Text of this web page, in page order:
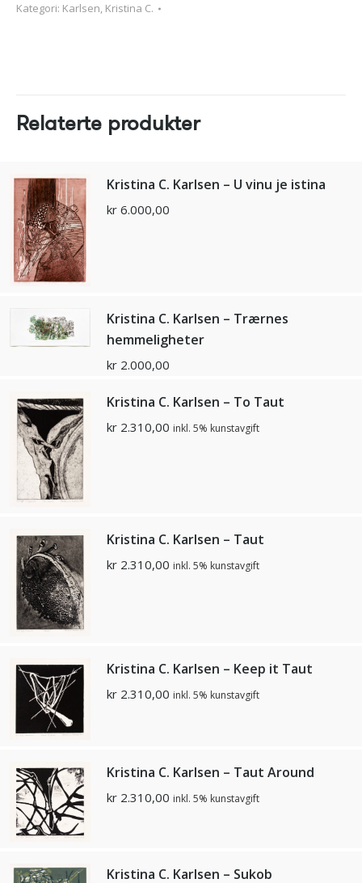
Kategori: Karlsen, Kristina C.
Relaterte produkter
Kristina C. Karlsen – U vinu je istina
kr 6.000,00
Kristina C. Karlsen – Trærnes
hemmeligheter
kr 2.000,00
Kristina C. Karlsen – To Taut
kr 2.310,00 inkl. 5% kunstavgift
Kristina C. Karlsen – Taut
kr 2.310,00 inkl. 5% kunstavgift
Kristina C. Karlsen – Keep it Taut
kr 2.310,00 inkl. 5% kunstavgift
Kristina C. Karlsen – Taut Around
kr 2.310,00 inkl. 5% kunstavgift
Kristina C. Karlsen – Sukob